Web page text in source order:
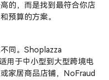
的，而是找到最符合你店
预算的方案。
同。Shoplazza
用于中小型到大型跨境电
家居商品店铺，NoFraud